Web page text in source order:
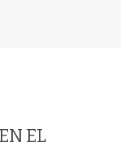
EL